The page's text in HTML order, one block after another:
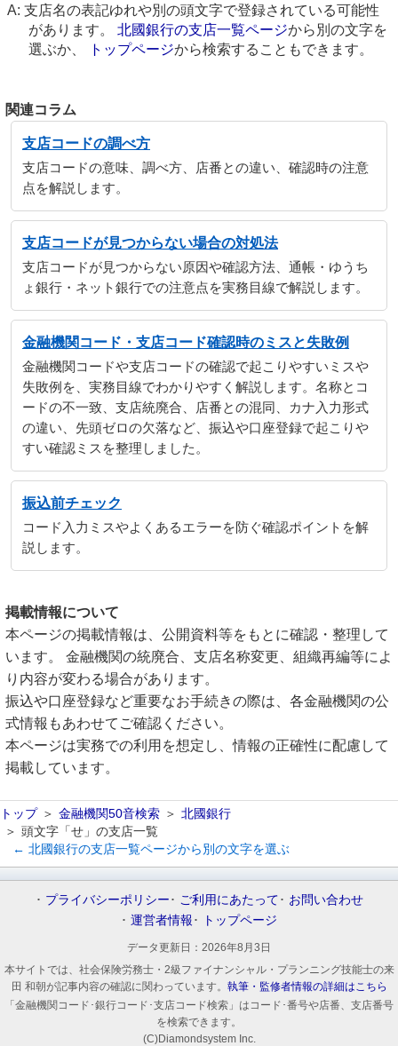
支店名の表記ゆれや別の頭文字で登録されている可能性
があります。 北國銀行の支店一覧ページから別の文字を
選ぶか、
トップページから検索することもできます。
関連コラム
支店コードの調べ方
支店コードの意味、調べ方、店番との違い、確認時の注意
点を解説します。
支店コードが見つからない場合の対処法
支店コードが見つからない原因や確認方法、通帳・ゆうち
ょ銀行・ネット銀行での注意点を実務目線で解説します。
金融機関コード・支店コード確認時のミスと失敗例
金融機関コードや支店コードの確認で起こりやすいミスや
失敗例を、実務目線でわかりやすく解説します。名称とコ
ードの不一致、支店統廃合、店番との混同、カナ入力形式
の違い、先頭ゼロの欠落など、振込や口座登録で起こりや
すい確認ミスを整理しました。
振込前チェック
コード入力ミスやよくあるエラーを防ぐ確認ポイントを解
説します。
掲載情報について
本ページの掲載情報は、公開資料等をもとに確認・整理して
います。 金融機関の統廃合、支店名称変更、組織再編等によ
り内容が変わる場合があります。
振込や口座登録など重要なお手続きの際は、各金融機関の公
式情報もあわせてご確認ください。
本ページは実務での利用を想定し、情報の正確性に配慮して
掲載しています。
トップ 金融機関50音検索
北國銀行
頭文字「せ」の支店一覧
← 北國銀行の支店一覧ページから別の文字を選ぶ
プライバシーポリシー ご利用にあたって
お問い合わせ
運営者情報
トップページ
データ更新日： 2026年8月3日
本サイトでは、社会保険労務士・2級ファイナンシャル・プランニング技能士の来
田 和朝が記事内容の確認に関わっています。 執筆・監修者情報の詳細はこちら
「金融機関コード･銀行コード･支店コード検索」はコード･番号や店番、支店番号
を検索できます。
(C)Diamondsystem Inc.